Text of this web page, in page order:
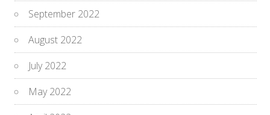
September 2022
August 2022
July 2022
May 2022